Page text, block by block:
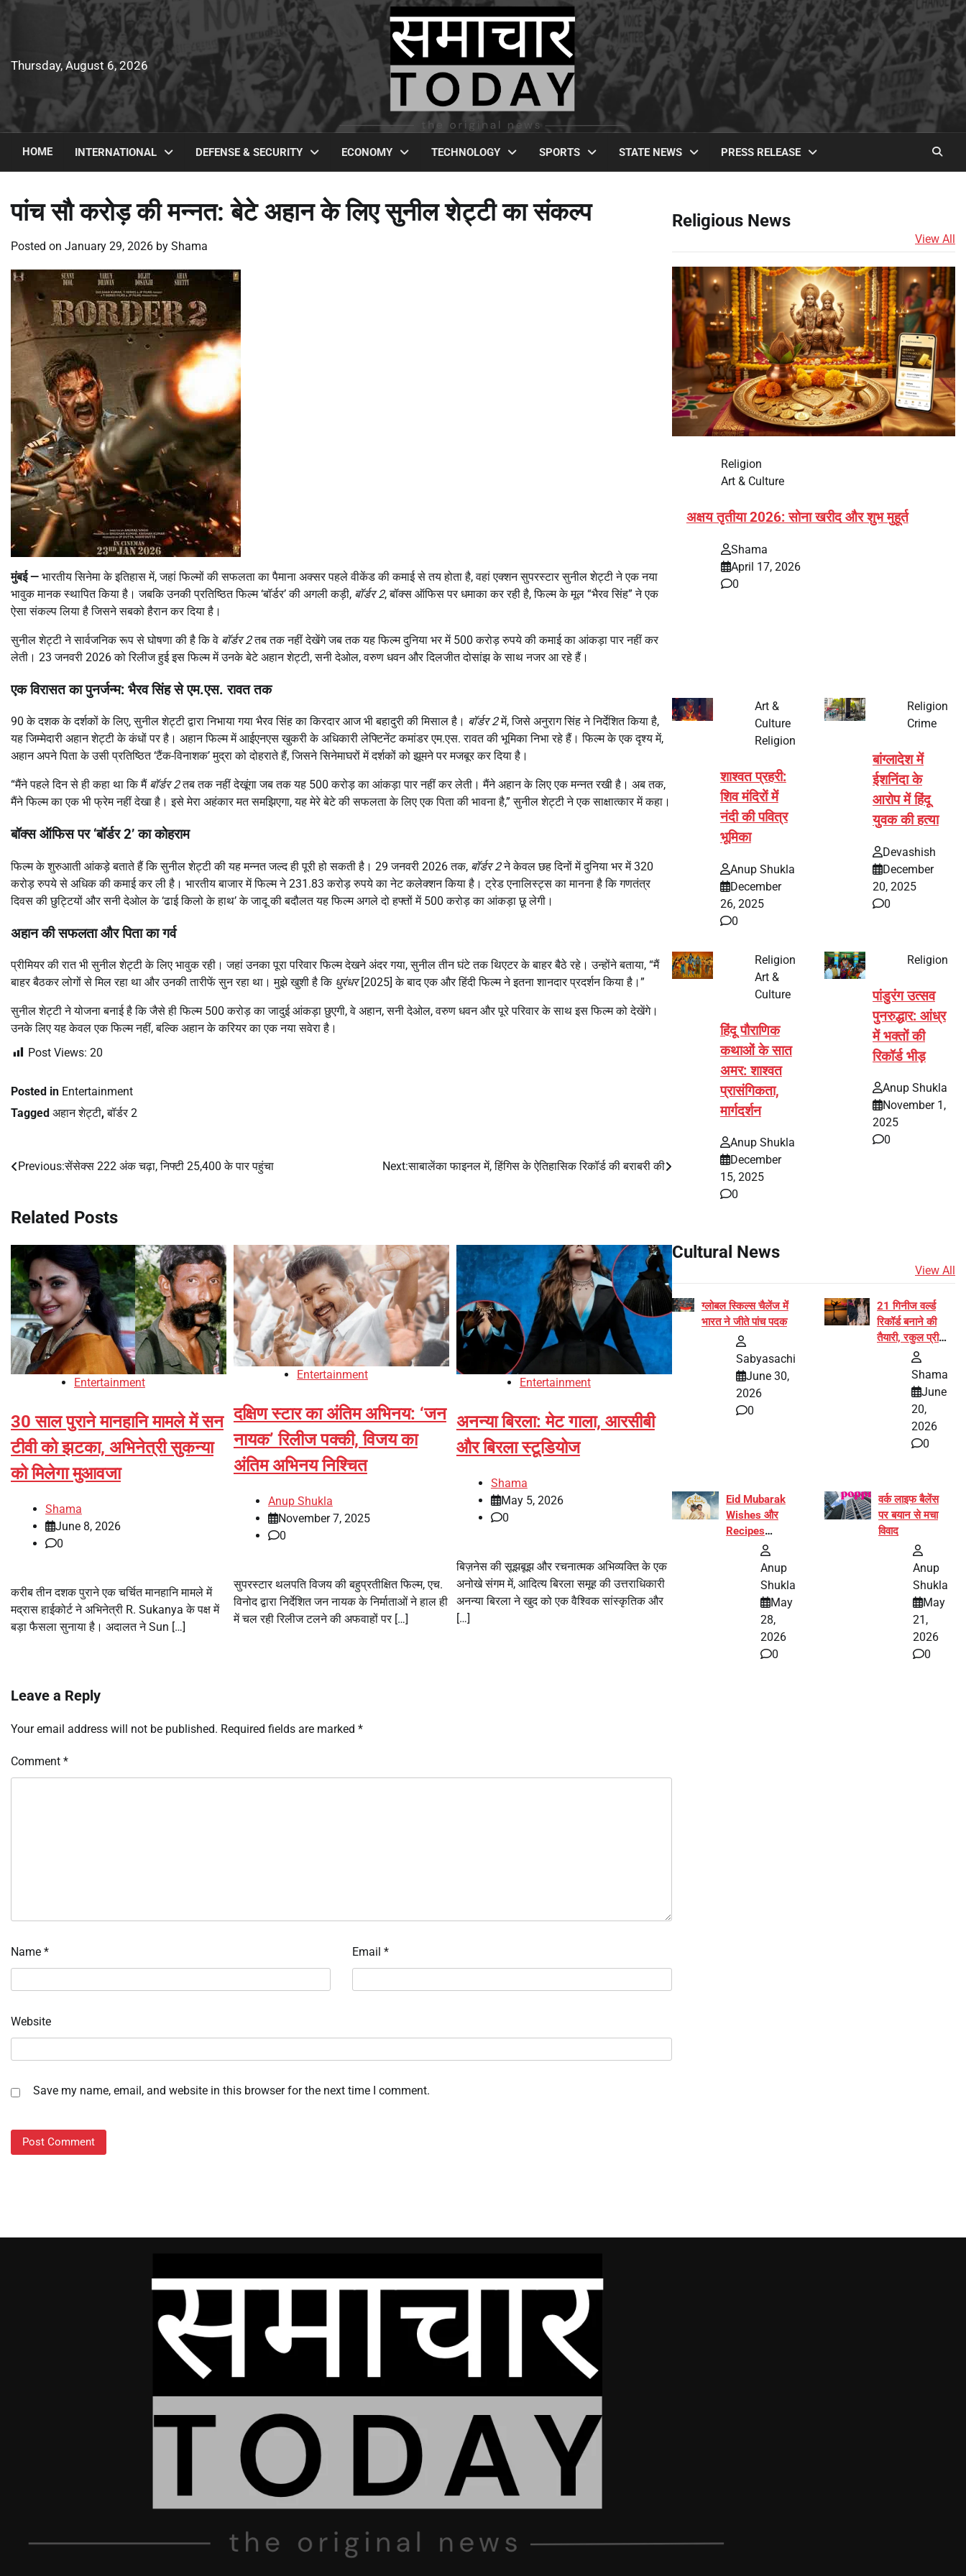
Thursday, August 6, 2026
HOME INTERNATIONAL DEFENSE & SECURITY ECONOMY TECHNOLOGY SPORTS STATE NEWS PRESS RELEASE
पांच सौ करोड़ की मन्नत: बेटे अहान के लिए सुनील शेट्टी का संकल्प
Posted on January 29, 2026 by Shama
मुंबई — भारतीय सिनेमा के इतिहास में, जहां फिल्मों की सफलता का पैमाना अक्सर पहले वीकेंड की कमाई से तय होता है, वहां एक्शन सुपरस्टार सुनील शेट्टी ने एक नया
भावुक मानक स्थापित किया है। जबकि उनकी प्रतिष्ठित फिल्म ‘बॉर्डर’ की अगली कड़ी, बॉर्डर 2, बॉक्स ऑफिस पर धमाका कर रही है, फिल्म के मूल “भैरव सिंह” ने एक
ऐसा संकल्प लिया है जिसने सबको हैरान कर दिया है।
सुनील शेट्टी ने सार्वजनिक रूप से घोषणा की है कि वे बॉर्डर 2तब तक नहीं देखेंगे जब तक यह फिल्म दुनिया भर में 500 करोड़ रुपये की कमाई का आंकड़ा पार नहीं कर
लेती। 23 जनवरी 2026 को रिलीज हुई इस फिल्म में उनके बेटे अहान शेट्टी, सनी देओल, वरुण धवन और दिलजीत दोसांझ के साथ नजर आ रहे हैं।
एक विरासत का पुनर्जन्म: भैरव सिंह से एम.एस. रावत तक
90 के दशक के दर्शकों के लिए, सुनील शेट्टी द्वारा निभाया गया भैरव सिंह का किरदार आज भी बहादुरी की मिसाल है। बॉर्डर 2में, जिसे अनुराग सिंह ने निर्देशित किया है,
यह जिम्मेदारी अहान शेट्टी के कंधों पर है। अहान फिल्म में आईएनएस खुकरी के अधिकारी लेफ्टिनेंट कमांडर एम.एस. रावत की भूमिका निभा रहे हैं। फिल्म के एक दृश्य में,
अहान अपने पिता के उसी प्रतिष्ठित ‘टैंक-विनाशक’ मुद्रा को दोहराते हैं, जिसने सिनेमाघरों में दर्शकों को झूमने पर मजबूर कर दिया है।
“मैंने पहले दिन से ही कहा था कि मैं बॉर्डर 2तब तक नहीं देखूंगा जब तक यह 500 करोड़ का आंकड़ा पार नहीं कर लेती। मैंने अहान के लिए एक मन्नत रखी है। अब तक,
मैंने फिल्म का एक भी फ्रेम नहीं देखा है। इसे मेरा अहंकार मत समझिएगा, यह मेरे बेटे की सफलता के लिए एक पिता की भावना है,” सुनील शेट्टी ने एक साक्षात्कार में कहा।
बॉक्स ऑफिस पर ‘बॉर्डर 2’ का कोहराम
फिल्म के शुरुआती आंकड़े बताते हैं कि सुनील शेट्टी की यह मन्नत जल्द ही पूरी हो सकती है। 29 जनवरी 2026 तक, बॉर्डर 2ने केवल छह दिनों में दुनिया भर में 320
करोड़ रुपये से अधिक की कमाई कर ली है। भारतीय बाजार में फिल्म ने 231.83 करोड़ रुपये का नेट कलेक्शन किया है। ट्रेड एनालिस्ट्स का मानना है कि गणतंत्र
दिवस की छुट्टियों और सनी देओल के ‘ढाई किलो के हाथ’ के जादू की बदौलत यह फिल्म अगले दो हफ्तों में 500 करोड़ का आंकड़ा छू लेगी।
अहान की सफलता और पिता का गर्व
प्रीमियर की रात भी सुनील शेट्टी के लिए भावुक रही। जहां उनका पूरा परिवार फिल्म देखने अंदर गया, सुनील तीन घंटे तक थिएटर के बाहर बैठे रहे। उन्होंने बताया, “मैं
बाहर बैठकर लोगों से मिल रहा था और उनकी तारीफें सुन रहा था। मुझे खुशी है कि धुरंधर[2025] के बाद एक और हिंदी फिल्म ने इतना शानदार प्रदर्शन किया है।”
सुनील शेट्टी ने योजना बनाई है कि जैसे ही फिल्म 500 करोड़ का जादुई आंकड़ा छुएगी, वे अहान, सनी देओल, वरुण धवन और पूरे परिवार के साथ इस फिल्म को देखेंगे।
उनके लिए यह केवल एक फिल्म नहीं, बल्कि अहान के करियर का एक नया सवेरा है।
Post Views: 20
Posted in Entertainment
Tagged अहान शेट्टी,बॉर्डर 2
Post
Previous:सेंसेक्स 222 अंक चढ़ा, निफ्टी 25,400 के पार पहुंचा Next:साबालेंका फाइनल में, हिंगिस के ऐतिहासिक रिकॉर्ड की बराबरी की
Related Posts
Entertainment
30 साल पुराने मानहानि मामले में सन
टीवी को झटका, अभिनेत्री सुकन्या
को मिलेगा मुआवजा
Shama
June 8, 2026
0
करीब तीन दशक पुराने एक चर्चित मानहानि मामले में
मद्रास हाईकोर्ट ने अभिनेत्री R. Sukanya के पक्ष में
बड़ा फैसला सुनाया है। अदालत ने Sun […]
Entertainment
दक्षिण स्टार का अंतिम अभिनय: ‘जन
नायक’ रिलीज पक्की, विजय का
अंतिम अभिनय निश्चित
Anup Shukla
November 7, 2025
0
सुपरस्टार थलपति विजय की बहुप्रतीक्षित फिल्म, एच.
विनोद द्वारा निर्देशित जन नायक के निर्माताओं ने हाल ही
में चल रही रिलीज टलने की अफवाहों पर […]
Entertainment
अनन्या बिरला: मेट गाला, आरसीबी
और बिरला स्टूडियोज
Shama
May 5, 2026
0
बिज़नेस की सूझबूझ और रचनात्मक अभिव्यक्ति के एक
अनोखे संगम में, आदित्य बिरला समूह की उत्तराधिकारी
अनन्या बिरला ने खुद को एक वैश्विक सांस्कृतिक और
[…]
Leave a Reply
Your email address will not be published. Required fields are marked *
Comment *
Name * Email *
Website
Save my name, email, and website in this browser for the next time I comment.
Religious News
View All
Religion
Art & Culture
अक्षय तृतीया 2026: सोना खरीद और शुभ मुहूर्त
Shama
April 17, 2026
0
Art &
Culture
Religion
शाश्वत प्रहरी:
शिव मंदिरों में
नंदी की पवित्र
भूमिका
Anup Shukla
December
26, 2025
0
Religion
Crime
बांग्लादेश में
ईशनिंदा के
आरोप में हिंदू
युवक की हत्या
Devashish
December
20, 2025
0
Religion
Art &
Culture
हिंदू पौराणिक
कथाओं के सात
अमर: शाश्वत
प्रासंगिकता,
मार्गदर्शन
Anup Shukla
December
15, 2025
0
Religion
पांडुरंग उत्सव
पुनरुद्धार: आंध्र
में भक्तों की
रिकॉर्ड भीड़
Anup Shukla
November 1,
2025
0
Cultural News
View All
ग्लोबल स्किल्स चैलेंज में
भारत ने जीते पांच पदक
Sabyasachi
June 30,
2026
0
21 गिनीज वर्ल्ड
रिकॉर्ड बनाने की
तैयारी, रकुल प्रीत
जायसवाल बनीं योग
अभियान का हिस्सा
Shama
June
20,
2026
0
Eid Mubarak
Wishes और
Recipes
इंटरनेट पर हुईं
Anup
Shukla
May
28,
2026
0
वर्क लाइफ बैलेंस
पर बयान से मचा
विवाद
Anup
Shukla
May
21,
2026
0